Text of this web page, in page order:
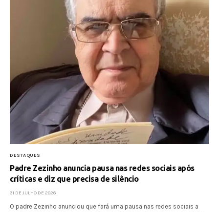
DESTAQUES
Padre Zezinho anuncia pausa nas redes sociais após
críticas e diz que precisa de silêncio
31 DE JULHO DE 2026
O padre Zezinho anunciou que fará uma pausa nas redes sociais a